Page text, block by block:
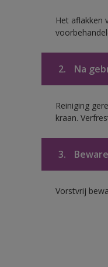
Het aflakken
2. Na
Reiniging
kraan.
3.
Vorstvrij